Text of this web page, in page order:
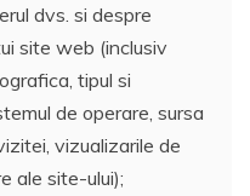
dvs. si despre
site web (inclusiv
tipul si
de operare, sursa
vizualizarile de
ale site-ului);